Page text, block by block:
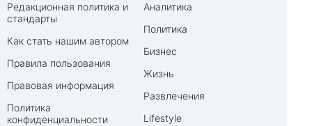
Редакционная политика и
стандарты
Как стать нашим автором
Правила пользования
Правовая информация
Политика
конфиденциальности
Аналитика
Политика
Бизнес
Жизнь
Развлечения
Lifestyle